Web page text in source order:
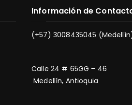
Información de
(+57) 3008435045
Calle 24 # 65GG – 46
Medellín, Antioquia